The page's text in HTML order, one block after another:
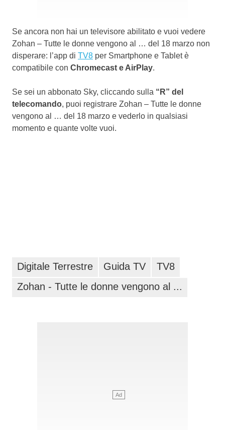
Se ancora non hai un televisore abilitato e vuoi vedere
Zohan – Tutte le donne vengono al … del 18 marzo non
disperare: l’app di TV8 per Smartphone e Tablet è
compatibile con Chromecast e AirPlay.
Se sei un abbonato Sky, cliccando sulla “R” del
telecomando, puoi registrare Zohan – Tutte le donne
vengono al … del 18 marzo e vederlo in qualsiasi
momento e quante volte vuoi.
Digitale Terrestre Guida TV
TV8
Zohan - Tutte le donne vengono al ...